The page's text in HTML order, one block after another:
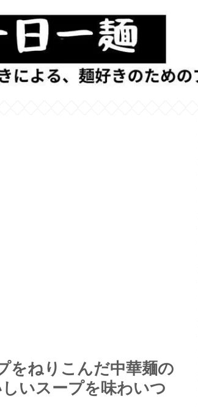
をねりこんだ中華麺の
いスープを味わいつ